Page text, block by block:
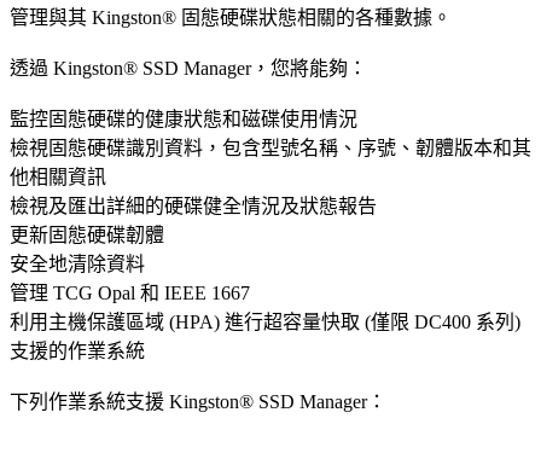
管理與其 Kingston® 固態硬碟狀態相關的各種數據。
透過 Kingston® SSD Manager，您將能夠：
監控固態硬碟的健康狀態和磁碟使用情況
檢視固態硬碟識別資料，包含型號名稱、序號、韌體版本和其
他相關資訊
檢視及匯出詳細的硬碟健全情況及狀態報告
更新固態硬碟韌體
安全地清除資料
管理 TCG Opal 和 IEEE 1667
利用主機保護區域 (HPA) 進行超容量快取 (僅限 DC400 系列)
支援的作業系統
下列作業系統支援 Kingston® SSD Manager：